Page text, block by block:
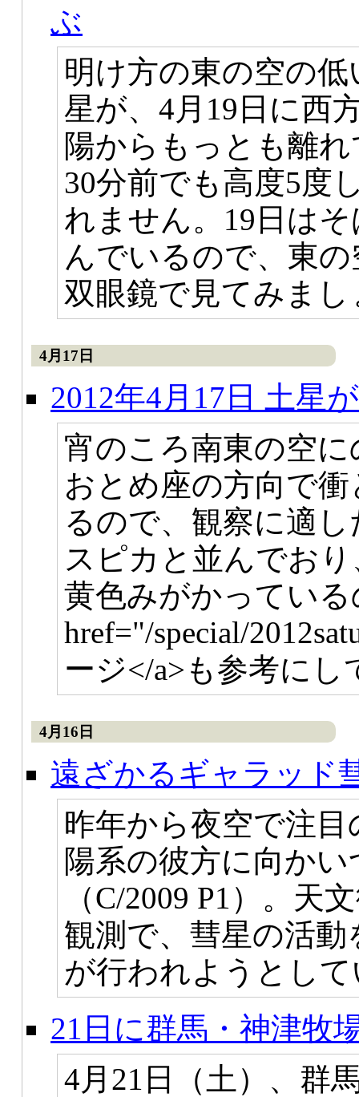
ぶ
明け方の東の空の
星が、4月19日に西
陽からもっとも離
30分前でも高度5度
れません。19日は
んでいるので、東
双眼鏡で見てみまし
4月17日
2012年4月17日 土星
宵のころ南東の空
おとめ座の方向で
るので、観察に適
スピカと並んでお
黄色みがかってい
href="/special/
ージ</a>も参考にし
4月16日
遠ざかるギャラッド
昨年から夜空で注
陽系の彼方に向か
（C/2009 P1）。天
観測で、彗星の活
が行われようとし
21日に群馬・神津牧
4月21日（土）、群